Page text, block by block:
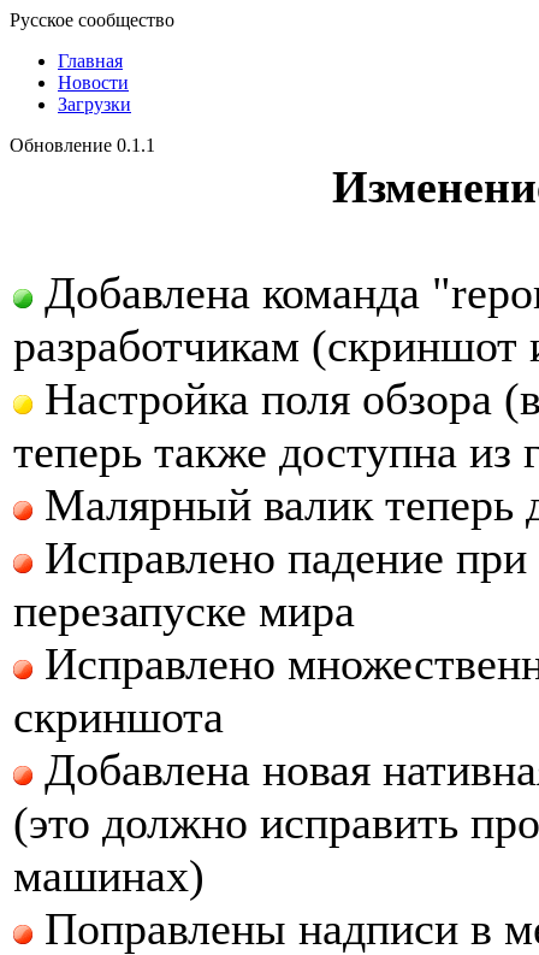
Русское сообщество
Главная
Новости
Загрузки
Обновление 0.1.1
Добавлена команда
разработчикам
Настройка поля обзора
теперь также доступна из
Малярный валик теперь
Исправлено падение
перезапуске мира
Исправлено
скриншота
Добавлена новая
(это должно исправить
машинах)
Поправлены надписи в